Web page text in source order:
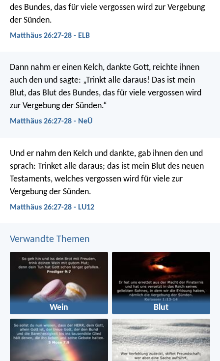
des Bundes, das für viele vergossen wird zur Vergebung
der Sünden.
Matthäus 26:27-28 - ELB
Dann nahm er einen Kelch, dankte Gott, reichte ihnen
auch den und sagte: „Trinkt alle daraus! Das ist mein
Blut, das Blut des Bundes, das für viele vergossen wird
zur Vergebung der Sünden.“
Matthäus 26:27-28 - NeÜ
Und er nahm den Kelch und dankte, gab ihnen den und
sprach: Trinket alle daraus; das ist mein Blut des neuen
Testaments, welches vergossen wird für viele zur
Vergebung der Sünden.
Matthäus 26:27-28 - LU12
Verwandte Themen
Wein Blut